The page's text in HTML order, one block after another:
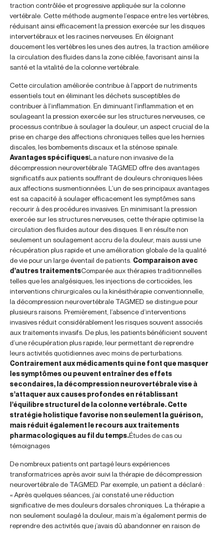
traction contrôlée et progressive appliquée sur la colonne
vertébrale. Cette méthode augmente l’espace entre les vertèbres,
réduisant ainsi efficacement la pression exercée sur les disques
intervertébraux et les racines nerveuses. En éloignant
doucement les vertèbres les unes des autres, la traction améliore
la circulation des fluides dans la zone ciblée, favorisant ainsi la
santé et la vitalité de la colonne vertébrale.
Cette circulation améliorée contribue à l’apport de nutriments
essentiels tout en éliminant les déchets susceptibles de
contribuer à l’inflammation. En diminuant l’inflammation et en
soulageant la pression exercée sur les structures nerveuses, ce
processus contribue à soulager la douleur, un aspect crucial de la
prise en charge des affections chroniques telles que les hernies
discales, les bombements discaux et la sténose spinale.
Avantages spécifiquesLa nature non invasive de la
décompression neurovertébrale TAGMED offre des avantages
significatifs aux patients souffrant de douleurs chroniques liées
aux affections susmentionnées. L’un de ses principaux avantages
est sa capacité à soulager efficacement les symptômes sans
recourir à des procédures invasives. En minimisant la pression
exercée sur les structures nerveuses, cette thérapie optimise la
circulation des fluides autour des disques. Il en résulte non
seulement un soulagement accru de la douleur, mais aussi une
récupération plus rapide et une amélioration globale de la qualité
de vie pour un large éventail de patients. Comparaison avec
d’autres traitementsComparée aux thérapies traditionnelles
telles que les analgésiques, les injections de corticoïdes, les
interventions chirurgicales ou la kinésithérapie conventionnelle,
la décompression neurovertébrale TAGMED se distingue pour
plusieurs raisons. Premièrement, l’absence d’interventions
invasives réduit considérablement les risques souvent associés
aux traitements invasifs. De plus, les patients bénéficient souvent
d’une récupération plus rapide, leur permettant de reprendre
leurs activités quotidiennes avec moins de perturbations.
Contrairement aux médicaments qui ne font que masquer
les symptômes ou peuvent entraîner des effets
secondaires, la décompression neurovertébrale vise à
s’attaquer aux causes profondes en rétablissant
l’équilibre structurel de la colonne vertébrale. Cette
stratégie holistique favorise non seulement la guérison,
mais réduit également le recours aux traitements
pharmacologiques au fil du temps.Études de cas ou
témoignages
De nombreux patients ont partagé leurs expériences
transformatrices après avoir suivi la thérapie de décompression
neurovertébrale de TAGMED. Par exemple, un patient a déclaré :
« Après quelques séances, j’ai constaté une réduction
significative de mes douleurs dorsales chroniques. La thérapie a
non seulement soulagé la douleur, mais m’a également permis de
reprendre des activités que j’avais dû abandonner en raison de